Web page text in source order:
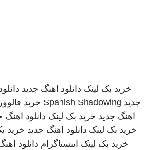
خرید بک لینک دانلود اهنگ جدید
جدید Spanish Shadowing خرید
اهنگ جدید خرید بک لینک دانلود اهنگ
خرید بک لینک دانلود اهنگ جدید خرید
خرید بک لینک اینستاگرام دانلود